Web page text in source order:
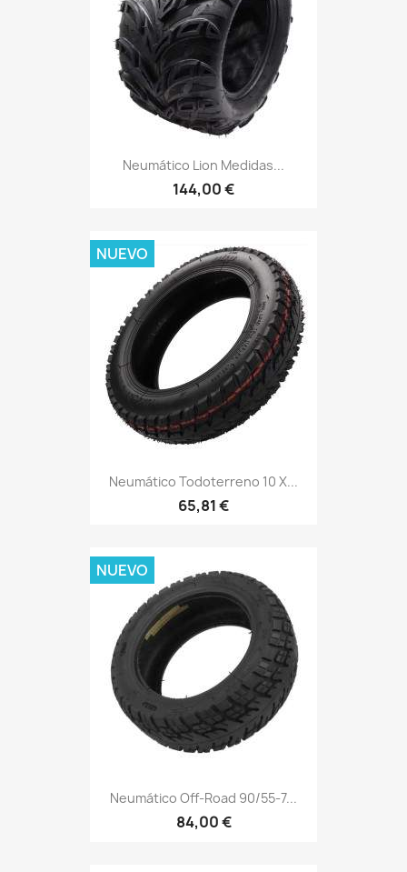
Neumático Lion Medidas...
144,00 €
Neumático Todoterreno 10 X...
65,81 €
NUEVO
Neumático Off-Road 90/55-7...
84,00 €
NUEVO